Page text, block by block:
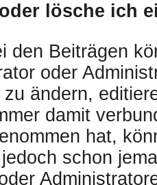
lösche ich
den Beiträgen
oder
ändern,
damit
hat,
schon